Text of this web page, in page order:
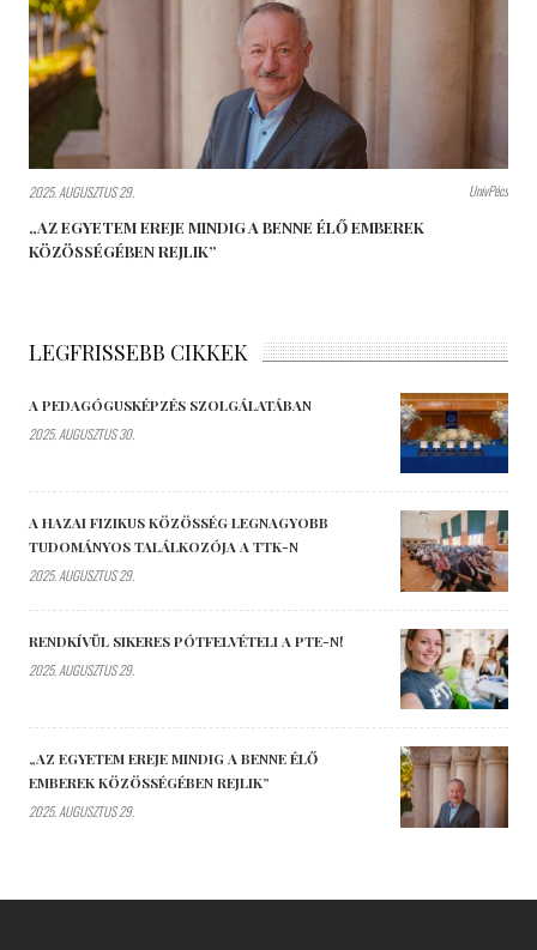
2025. AUGUSZTUS 29. UnivPécs
„AZ EGYETEM EREJE MINDIG A BENNE ÉLŐ EMBEREK
KÖZÖSSÉGÉBEN REJLIK”
LEGFRISSEBB CIKKEK
A PEDAGÓGUSKÉPZÉS SZOLGÁLATÁBAN
2025. AUGUSZTUS 30.
A HAZAI FIZIKUS KÖZÖSSÉG LEGNAGYOBB
TUDOMÁNYOS TALÁLKOZÓJA A TTK-N
2025. AUGUSZTUS 29.
RENDKÍVÜL SIKERES PÓTFELVÉTELI A PTE-N!
2025. AUGUSZTUS 29.
„AZ EGYETEM EREJE MINDIG A BENNE ÉLŐ
EMBEREK KÖZÖSSÉGÉBEN REJLIK”
2025. AUGUSZTUS 29.